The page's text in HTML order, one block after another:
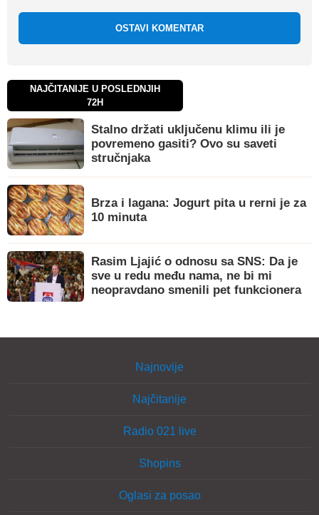
OSTAVI KOMENTAR
NAJČITANIJE U POSLEDNJIH
72H
Stalno držati uključenu klimu ili je
povremeno gasiti? Ovo su saveti
stručnjaka
Brza i lagana: Jogurt pita u rerni je za
10 minuta
Rasim Ljajić o odnosu sa SNS: Da je
sve u redu među nama, ne bi mi
neopravdano smenili pet funkcionera
Najnovije
Najčitanije
Radio 021 live
Shopins
Oglasi za posao